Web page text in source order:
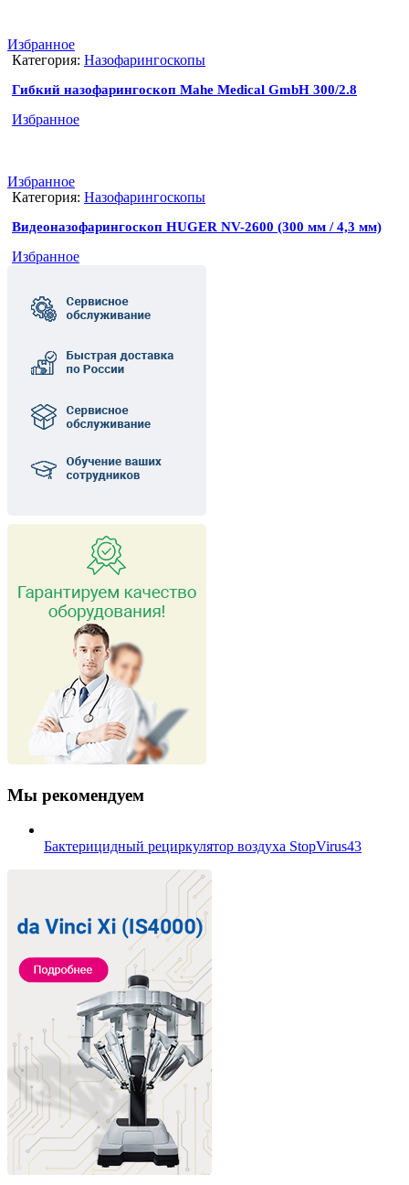
Избранное
Категория: Назофарингоскопы
Гибкий назофарингоскоп Mahe Medical GmbH 300/2.8
Избранное
Избранное
Категория: Назофарингоскопы
Видеоназофарингоскоп HUGER NV-2600 (300 мм / 4,3 мм)
Избранное
Мы рекомендуем
Бактерицидный рециркулятор воздуха StopVirus43